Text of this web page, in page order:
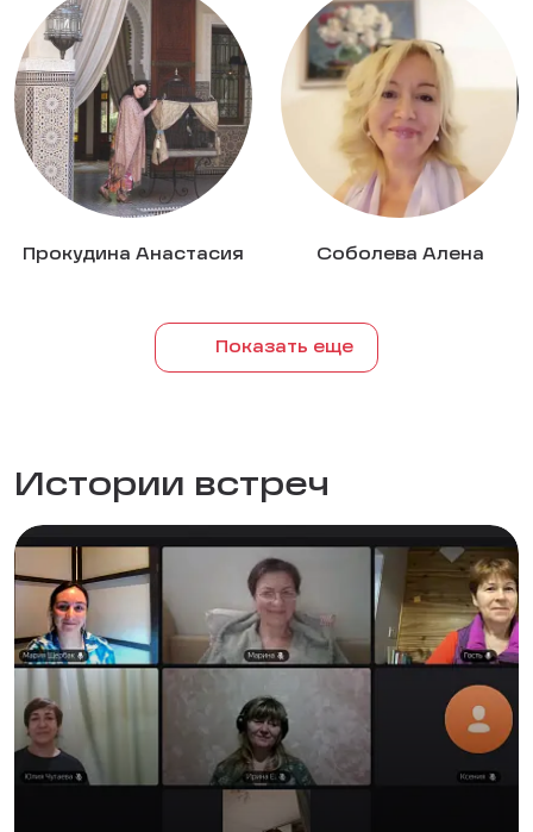
Прокудина Анастасия Соболева Алена
Показать еще
Истории встреч